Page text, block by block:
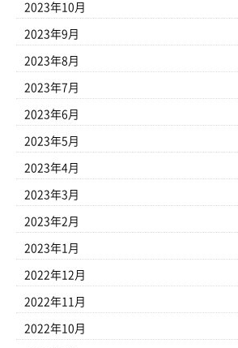
2023年10月
2023年9月
2023年8月
2023年7月
2023年6月
2023年5月
2023年4月
2023年3月
2023年2月
2023年1月
2022年12月
2022年11月
2022年10月